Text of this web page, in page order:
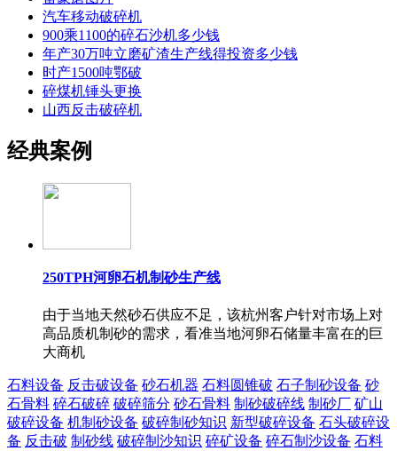
汽车移动破碎机
900乘1100的碎石沙机多少钱
年产30万吨立磨矿渣生产线得投资多少钱
时产1500吨鄂破
碎煤机锤头更换
山西反击破碎机
经典案例
250TPH河卵石机制砂生产线
由于当地天然砂石供应不足，该杭州客户针对市场上对
高品质机制砂的需求，看准当地河卵石储量丰富在的巨
大商机
石料设备 反击破设备 砂石机器 石料圆锥破 石子制砂设备 砂
石骨料 碎石破碎 破碎筛分 砂石骨料 制砂破碎线 制砂厂 矿山
破碎设备 机制砂设备 破碎制砂知识 新型破碎设备 石头破碎设
备 反击破 制砂线 破碎制沙知识 碎矿设备 碎石制沙设备 石料